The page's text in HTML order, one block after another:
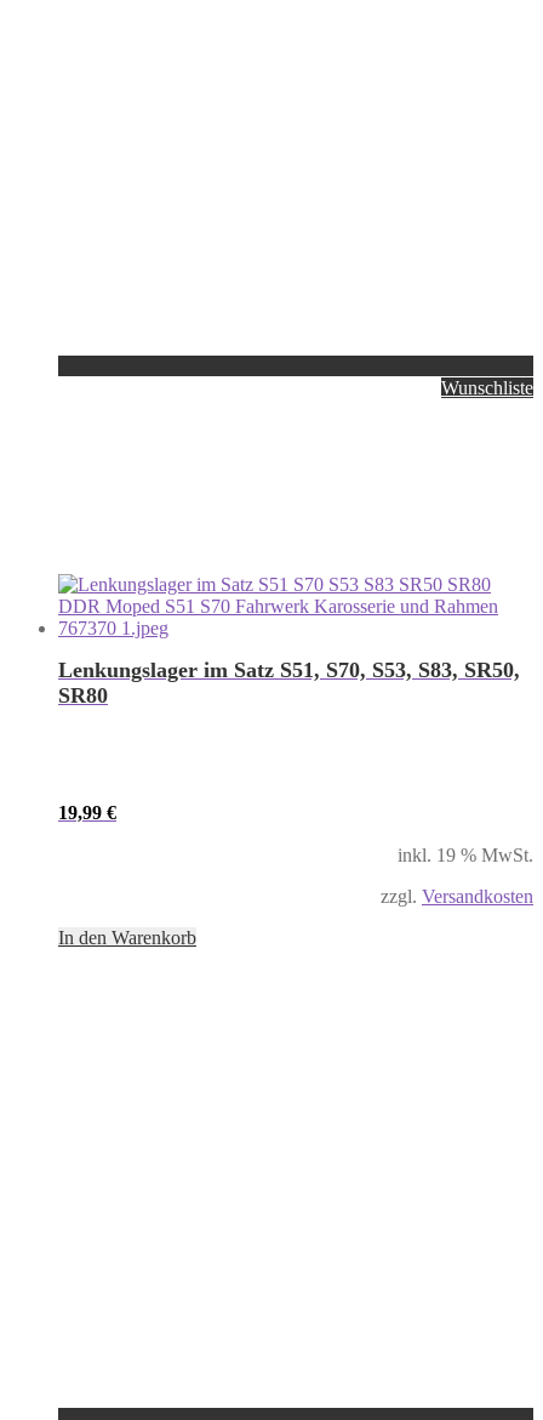
Wunschliste
Lenkungslager im Satz S51, S70, S53, S83, SR50,
SR80
19,99 €
inkl. 19 % MwSt.
zzgl. Versandkosten
In den Warenkorb